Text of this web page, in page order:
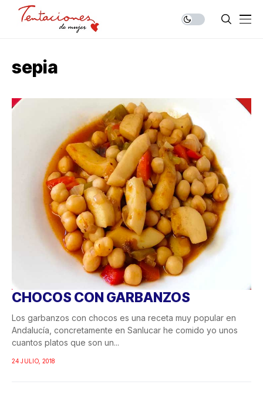
sepia
CHOCOS CON GARBANZOS
Los garbanzos con chocos es una receta muy popular en
Andalucía, concretamente en Sanlucar he comido yo unos
cuantos platos que son un...
24 JULIO, 2018